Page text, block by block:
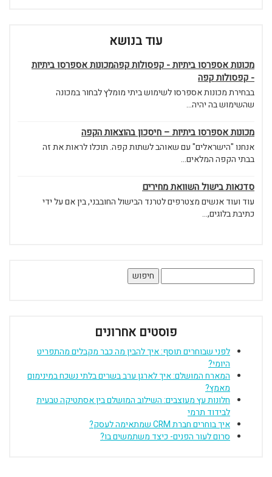
עוד בנושא
מכונות אספרסו ביתיות - קפסולות קפהמכונות אספרסו ביתיות
- קפסולות קפה
בבחירת מכונות אספרסו לשימוש ביתי מומלץ לבחור במכונה
שהשימוש בה יהיה...
מכונות אספרסו ביתיות – חיסכון בהוצאות הקפה
אנחנו "הישראלים" עם שאוהב לשתות קפה. תוכלו לראות את זה
בבתי הקפה המלאים...
סדנאות בישול השוואת מחירים
עוד ועוד אנשים מצטרפים לטרנד הבישול החובבני, בין אם על ידי
כתיבת בלוגים,...
חיפוש:
פוסטים אחרונים
לפני שבוחרים תוסף: איך להבין מה כבר מקבלים מהתפריט
היומי?
המארח המושלם: איך לארגן ערב בשרים בלתי נשכח במינימום
מאמץ?
חלונות עץ מעוצבים: השילוב המושלם בין אסתטיקה טבעית
לבידוד תרמי
איך בוחרים חברת CRM שמתאימה לעסק?
סרום לעור הפנים- כיצד משתמשים בו?